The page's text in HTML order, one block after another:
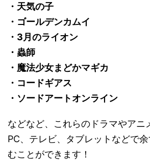
・天気の子
・ゴールデンカムイ
・3月のライオン
・蟲師
・魔法少女まどかマギカ
・コードギアス
・ソードアートオンライン
などなど、これらのドラマやアニ
PC、テレビ、タブレットなどで
むことができます！